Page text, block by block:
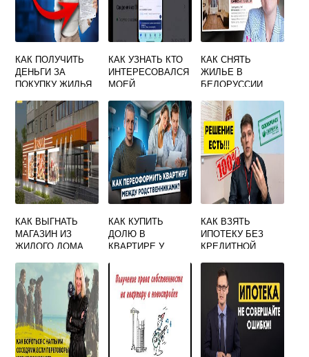
КАК ПОЛУЧИТЬ
ДЕНЬГИ ЗА
ПОКУПКУ ЖИЛЬЯ
КАК УЗНАТЬ КТО
ИНТЕРЕСОВАЛСЯ
МОЕЙ
Ю ЧЕРЕЗ
ГОСУСЛУГИ
КАК СНЯТЬ
ЖИЛЬЕ В
БЕЛОРУССИИ
КАК ВЫГНАТЬ
МАГАЗИН ИЗ
ЖИЛОГО ДОМА
КАК КУПИТЬ
ДОЛЮ В
КВАРТИРЕ У
КАК ВЗЯТЬ
ИПОТЕКУ БЕЗ
КРЕДИТНОЙ